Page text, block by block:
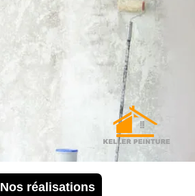
Nos réalisations